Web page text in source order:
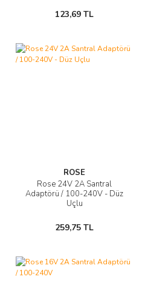
123,69 TL
ROSE
Rose 24V 2A Santral
Adaptörü / 100-240V - Düz
Uçlu
259,75 TL